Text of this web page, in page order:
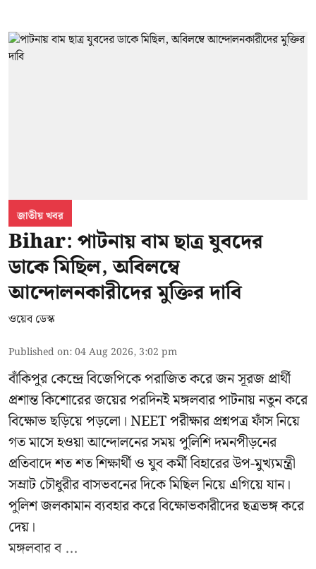
জাতীয় খবর
Bihar: পাটনায় বাম ছাত্র যুবদের
ডাকে মিছিল, অবিলম্বে
আন্দোলনকারীদের মুক্তির দাবি
ওয়েব ডেস্ক
Published on:04 Aug 2026, 3:02 pm
বাঁকিপুর কেন্দ্রে বিজেপিকে পরাজিত করে জন সূরজ প্রার্থী
প্রশান্ত কিশোরের জয়ের পরদিনই মঙ্গলবার পাটনায় নতুন করে
বিক্ষোভ ছড়িয়ে পড়লো। NEET পরীক্ষার প্রশ্নপত্র ফাঁস নিয়ে
গত মাসে হওয়া আন্দোলনের সময় পুলিশি দমনপীড়নের
প্রতিবাদে শত শত শিক্ষার্থী ও যুব কর্মী বিহারের উপ-মুখ্যমন্ত্রী
সম্রাট চৌধুরীর বাসভবনের দিকে মিছিল নিয়ে এগিয়ে যান।
পুলিশ জলকামান ব্যবহার করে বিক্ষোভকারীদের ছত্রভঙ্গ করে
দেয়।
মঙ্গলবার ব ...